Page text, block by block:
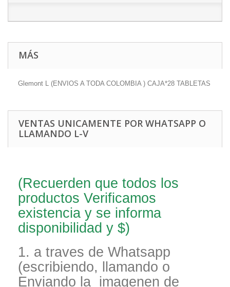
MÁS
Glemont L (ENVIOS A TODA COLOMBIA ) CAJA*28 TABLETAS
VENTAS UNICAMENTE POR WHATSAPP O
LLAMANDO L-V
(Recuerden que todos los
productos Verificamos
existencia y se informa
disponibilidad y $)
1. a traves de Whatsapp
(escribiendo, llamando o
Enviando la imagenen de